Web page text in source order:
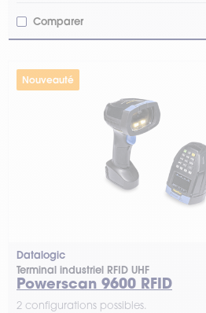
Comparer
Nouveauté
Datalogic
Terminal industriel RFID UHF
Powerscan 9600 RFID
2 configurations possibles.